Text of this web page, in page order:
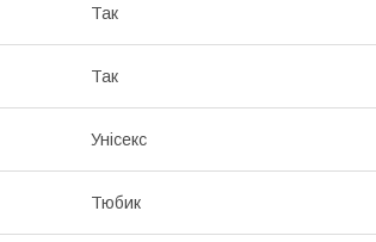
Так
Так
Унісекс
Тюбик